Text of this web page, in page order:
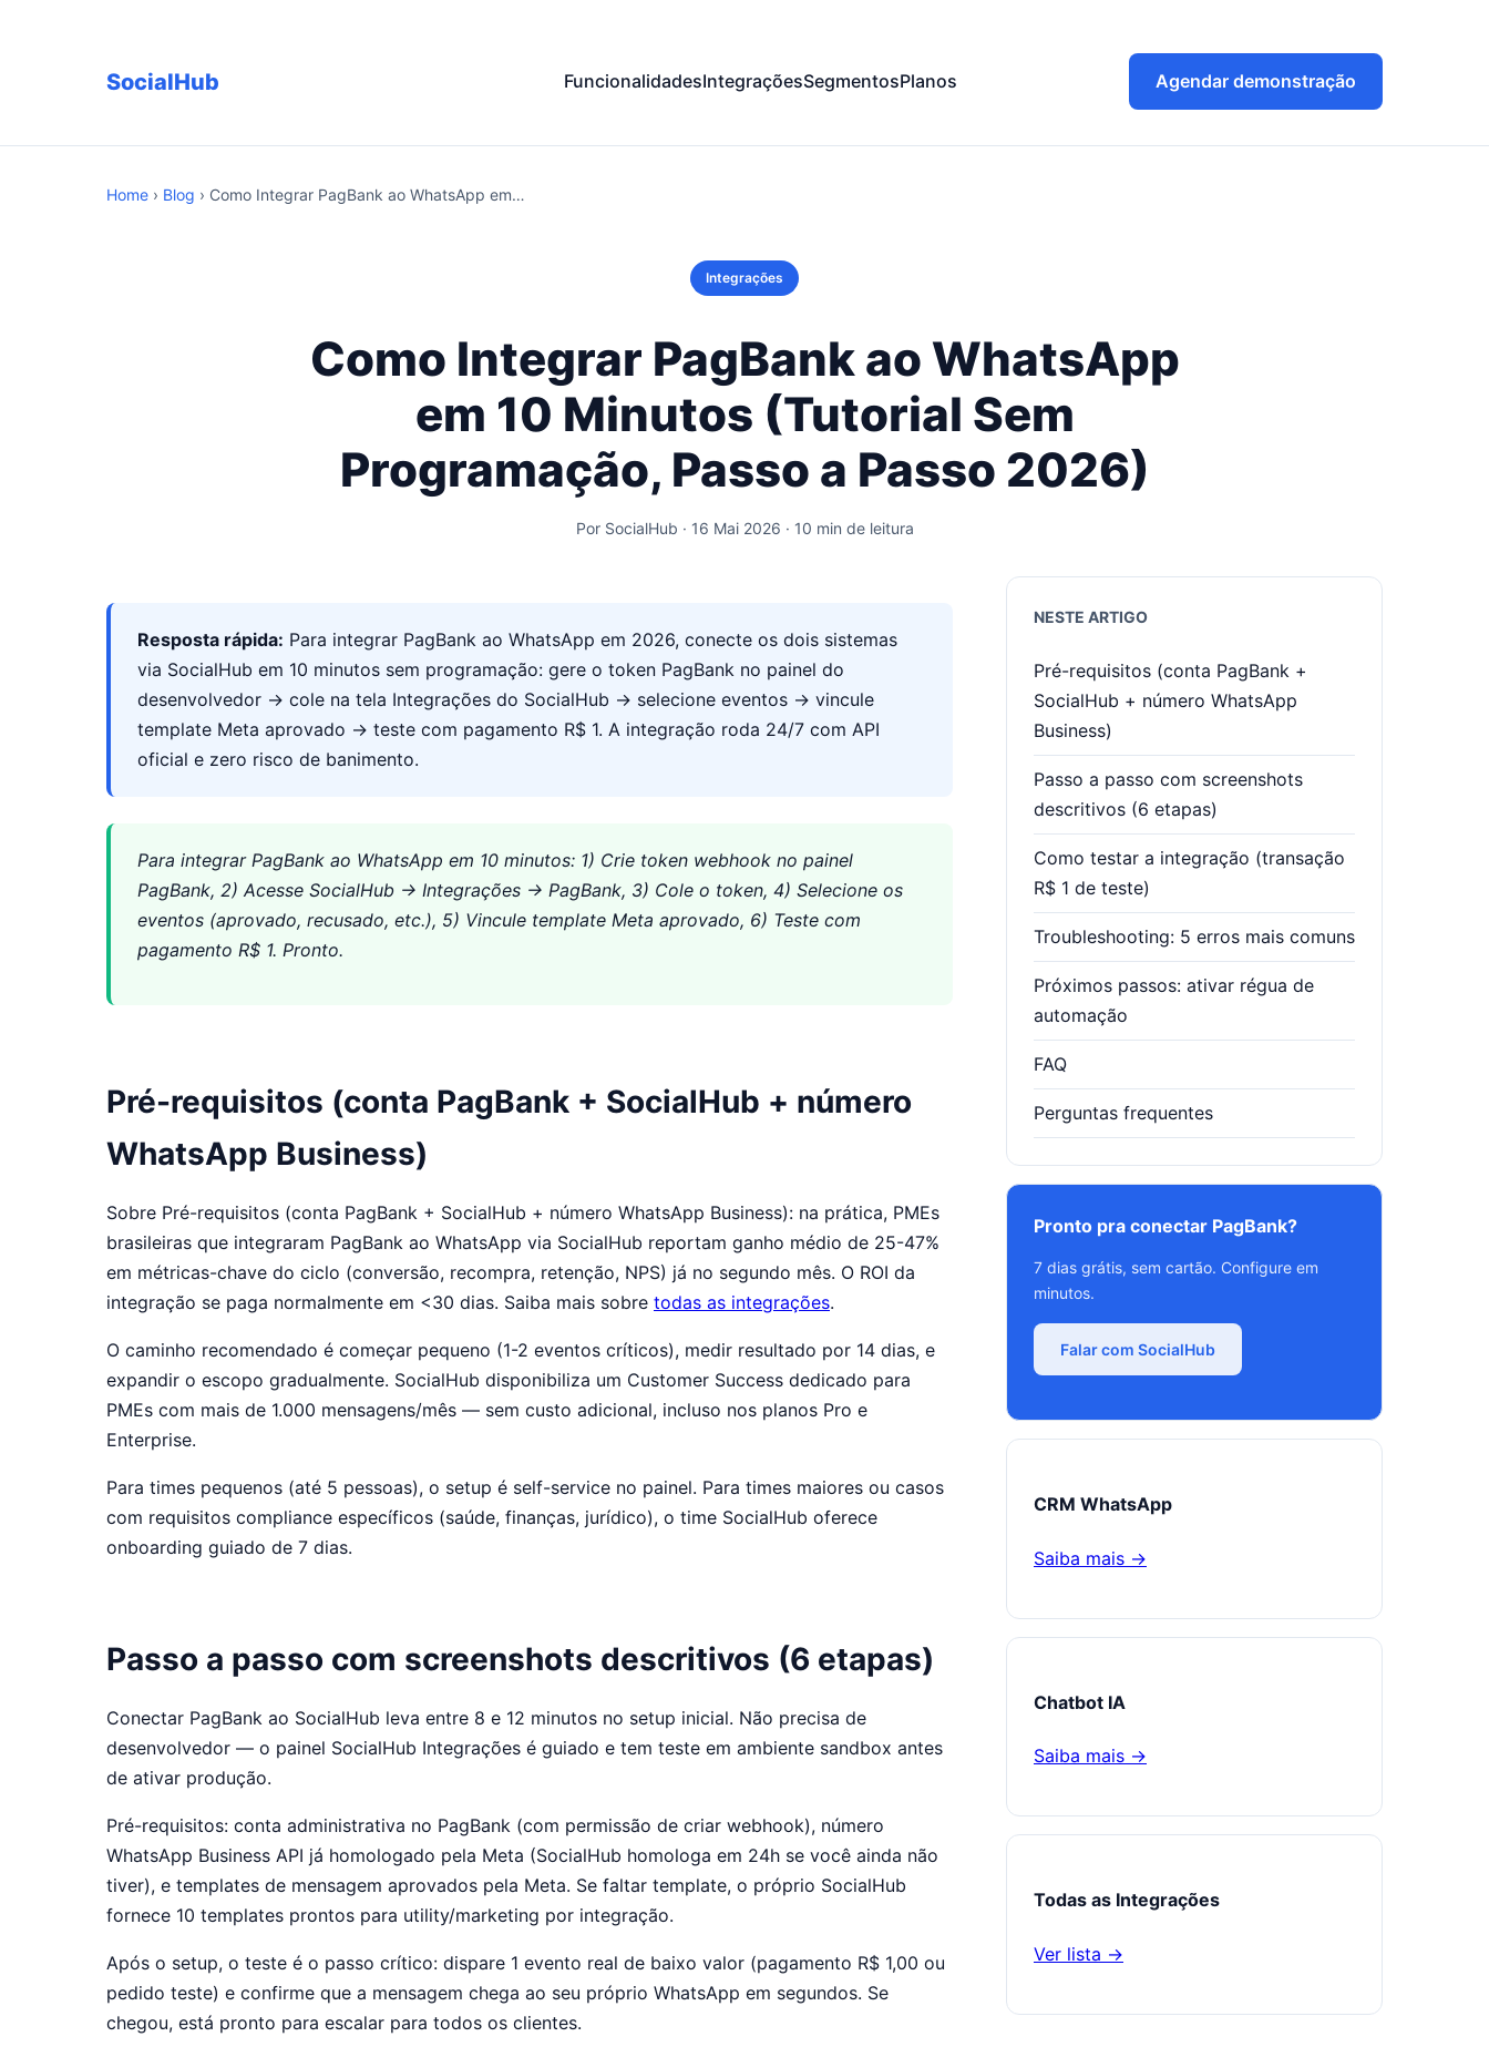
SocialHub FuncionalidadesIntegraçõesSegmentosPlanos Agendar demonstração
Home › Blog › Como Integrar PagBank ao WhatsApp em…
Integrações
Como Integrar PagBank ao WhatsApp
em 10 Minutos (Tutorial Sem
Programação, Passo a Passo 2026)
Por SocialHub · 16 Mai 2026 · 10 min de leitura
Resposta rápida: Para integrar PagBank ao WhatsApp em 2026, conecte os dois sistemas
via SocialHub em 10 minutos sem programação: gere o token PagBank no painel do
desenvolvedor → cole na tela Integrações do SocialHub → selecione eventos → vincule
template Meta aprovado → teste com pagamento R$ 1. A integração roda 24/7 com API
oficial e zero risco de banimento.
Para integrar PagBank ao WhatsApp em 10 minutos: 1) Crie token webhook no painel
PagBank, 2) Acesse SocialHub → Integrações → PagBank, 3) Cole o token, 4) Selecione os
eventos (aprovado, recusado, etc.), 5) Vincule template Meta aprovado, 6) Teste com
pagamento R$ 1. Pronto.
Pré-requisitos (conta PagBank + SocialHub + número
WhatsApp Business)
Sobre Pré-requisitos (conta PagBank + SocialHub + número WhatsApp Business): na prática, PMEs
brasileiras que integraram PagBank ao WhatsApp via SocialHub reportam ganho médio de 25-47%
em métricas-chave do ciclo (conversão, recompra, retenção, NPS) já no segundo mês. O ROI da
integração se paga normalmente em <30 dias. Saiba mais sobre todas as integrações.
O caminho recomendado é começar pequeno (1-2 eventos críticos), medir resultado por 14 dias, e
expandir o escopo gradualmente. SocialHub disponibiliza um Customer Success dedicado para
PMEs com mais de 1.000 mensagens/mês — sem custo adicional, incluso nos planos Pro e
Enterprise.
Para times pequenos (até 5 pessoas), o setup é self-service no painel. Para times maiores ou casos
com requisitos compliance específicos (saúde, finanças, jurídico), o time SocialHub oferece
onboarding guiado de 7 dias.
Passo a passo com screenshots descritivos (6 etapas)
Conectar PagBank ao SocialHub leva entre 8 e 12 minutos no setup inicial. Não precisa de
desenvolvedor — o painel SocialHub Integrações é guiado e tem teste em ambiente sandbox antes
de ativar produção.
Pré-requisitos: conta administrativa no PagBank (com permissão de criar webhook), número
WhatsApp Business API já homologado pela Meta (SocialHub homologa em 24h se você ainda não
tiver), e templates de mensagem aprovados pela Meta. Se faltar template, o próprio SocialHub
fornece 10 templates prontos para utility/marketing por integração.
Após o setup, o teste é o passo crítico: dispare 1 evento real de baixo valor (pagamento R$ 1,00 ou
pedido teste) e confirme que a mensagem chega ao seu próprio WhatsApp em segundos. Se
chegou, está pronto para escalar para todos os clientes.
NESTE ARTIGO
Pré-requisitos (conta PagBank +
SocialHub + número WhatsApp
Business)
Passo a passo com screenshots
descritivos (6 etapas)
Como testar a integração (transação
R$ 1 de teste)
Troubleshooting: 5 erros mais comuns
Próximos passos: ativar régua de
automação
FAQ
Perguntas frequentes
Pronto pra conectar PagBank?
7 dias grátis, sem cartão. Configure em
minutos.
Falar com SocialHub
CRM WhatsApp
Saiba mais →
Chatbot IA
Saiba mais →
Todas as Integrações
Ver lista →